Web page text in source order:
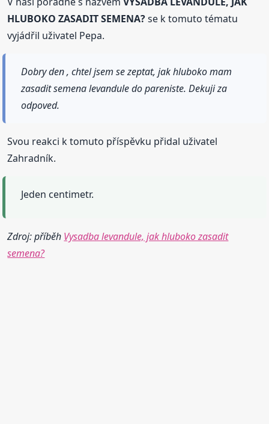
HLUBOKO ZASADIT SEMENA?se k tomuto tématu
vyjádřil uživatel Pepa.
Dobry den , chtel jsem se zeptat, jak hluboko mam
zasadit semena levandule do pareniste. Dekuji za
odpoved.
Svou reakci k tomuto příspěvku přidal uživatel
Zahradník.
Jeden centimetr.
Zdroj: příběh Vysadba levandule, jak hluboko zasadit
semena?